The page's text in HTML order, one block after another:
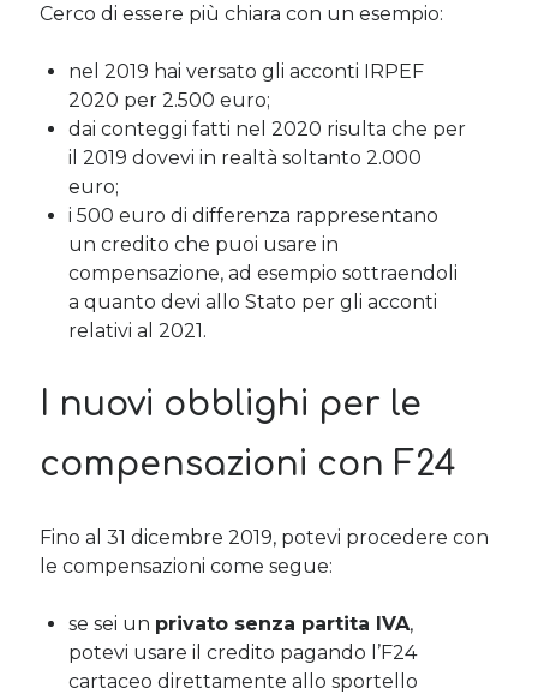
sclerosi multipla
sclerosi multipla
Cerca nel blog
Cerca
Archivi
Cerca nel blog
Archivi
Cerco di essere più chiara con un esempio:
nel 2019 hai versato gli acconti IRPEF
2020 per 2.500 euro;
dai conteggi fatti nel 2020 risulta che per
il 2019 dovevi in realtà soltanto 2.000
euro;
i 500 euro di differenza rappresentano
un credito che puoi usare in
compensazione, ad esempio sottraendoli
a quanto devi allo Stato per gli acconti
relativi al 2021.
I nuovi obblighi per le
compensazioni con F24
Fino al 31 dicembre 2019, potevi procedere con
le compensazioni come segue:
se sei un privato senza partita IVA,
potevi usare il credito pagando l’F24
cartaceo direttamente allo sportello